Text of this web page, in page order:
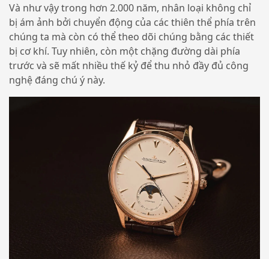
Và như vậy trong hơn 2.000 năm, nhân loại không chỉ
bị ám ảnh bởi chuyển động của các thiên thể phía trên
chúng ta mà còn có thể theo dõi chúng bằng các thiết
bị cơ khí. Tuy nhiên, còn một chặng đường dài phía
trước và sẽ mất nhiều thế kỷ để thu nhỏ đầy đủ công
nghệ đáng chú ý này.